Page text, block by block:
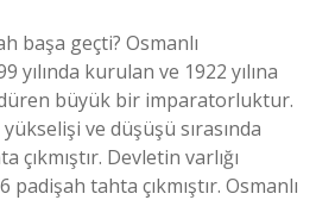
başa geçti? Osmanlı
yılında kurulan ve 1922 yılına
büyük bir imparatorluktur.
ve düşüşü sırasında
çıkmıştır. Devletin varlığı
padişah tahta çıkmıştır. Osmanlı